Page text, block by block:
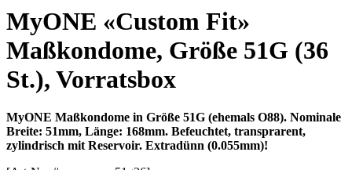
MyONE «Custom Fit»
Maßkondome, Größe 51G (36
St.), Vorratsbox
MyONE Maßkondome in Größe 51G (ehemals O88). Nominale
Breite: 51mm, Länge: 168mm. Befeuchtet, transprarent,
zylindrisch mit Reservoir. Extradünn (0.055mm)!